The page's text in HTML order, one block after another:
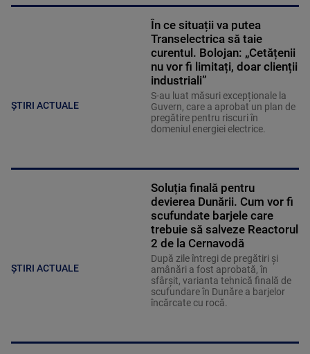
ȘTIRI ACTUALE
În ce situații va putea
Transelectrica să taie
curentul. Bolojan: „Cetățenii
nu vor fi limitați, doar clienții
industriali”
S-au luat măsuri excepționale la
Guvern, care a aprobat un plan de
pregătire pentru riscuri în
domeniul energiei electrice.
ȘTIRI ACTUALE
Soluția finală pentru
devierea Dunării. Cum vor fi
scufundate barjele care
trebuie să salveze Reactorul
2 de la Cernavodă
După zile întregi de pregătiri și
amânări a fost aprobată, în
sfârșit, varianta tehnică finală de
scufundare în Dunăre a barjelor
încărcate cu rocă.